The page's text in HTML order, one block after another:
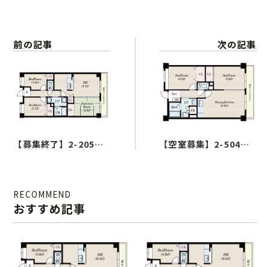
前の記事
【募集終了】2-205号
次の記事
【空室募集】2-504号
RECOMMEND
おすすめ記事